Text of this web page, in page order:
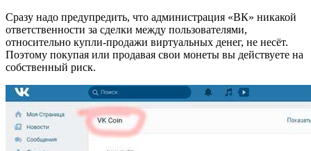
Сразу надо предупредить, что администрация «ВК» никакой
ответственности за сделки между пользователями,
относительно купли-продажи виртуальных денег, не несёт.
Поэтому покупая или продавая свои монеты вы действуете на
собственный риск.